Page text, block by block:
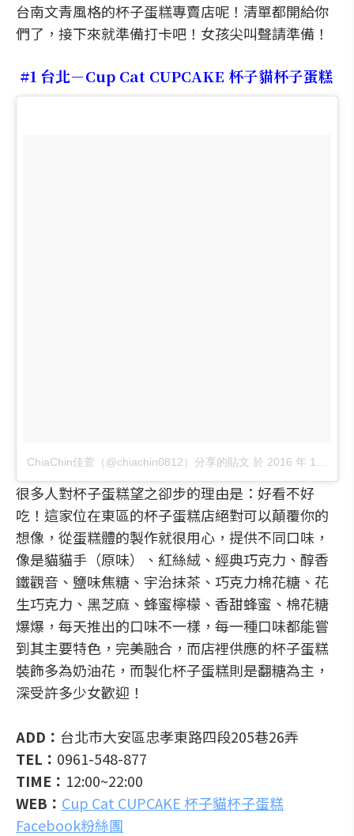
台南文青風格的杯子蛋糕專賣店呢！清單都開給你
們了，接下來就準備打卡吧！女孩尖叫聲請準備！
#1 台北－Cup Cat CUPCAKE 杯子貓杯子蛋糕
ChiaChin佳萱（@chiachin0812）分享的貼文 於 2016 年 12月 月 11 7:24上午 PST
很多人對杯子蛋糕望之卻步的理由是：好看不好
吃！這家位在東區的杯子蛋糕店絕對可以顛覆你的
想像，從蛋糕體的製作就很用心，提供不同口味，
像是貓貓手（原味）、紅絲絨、經典巧克力、醇香
鐵觀音、鹽味焦糖、宇治抹茶、巧克力棉花糖、花
生巧克力、黑芝麻、蜂蜜檸檬、香甜蜂蜜、棉花糖
爆爆，每天推出的口味不一樣，每一種口味都能嘗
到其主要特色，完美融合，而店裡供應的杯子蛋糕
裝飾多為奶油花，而製化杯子蛋糕則是翻糖為主，
深受許多少女歡迎！
ADD： 台北市大安區忠孝東路四段205巷26弄
TEL： 0961-548-877
TIME： 12:00~22:00
WEB： Cup Cat CUPCAKE 杯子貓杯子蛋糕
Facebook粉絲團